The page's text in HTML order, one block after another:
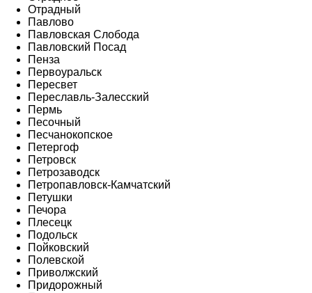
Отрадный
Павлово
Павловская Слобода
Павловский Посад
Пенза
Первоуральск
Пересвет
Переславль-Залесский
Пермь
Песочный
Песчанокопское
Петергоф
Петровск
Петрозаводск
Петропавловск-Камчатский
Петушки
Печора
Плесецк
Подольск
Пойковский
Полевской
Приволжский
Придорожный